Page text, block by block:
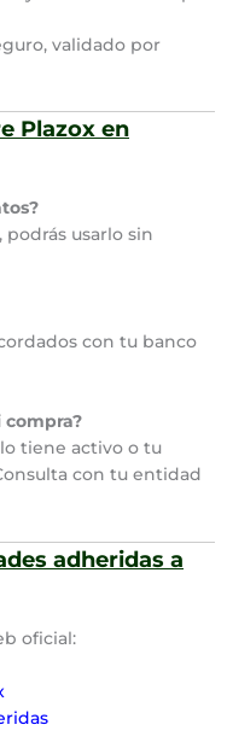
validado por
Plazox en
usarlo sin
con tu banco
compra?
tiene activo o tu
con tu entidad
adheridas a
oficial: